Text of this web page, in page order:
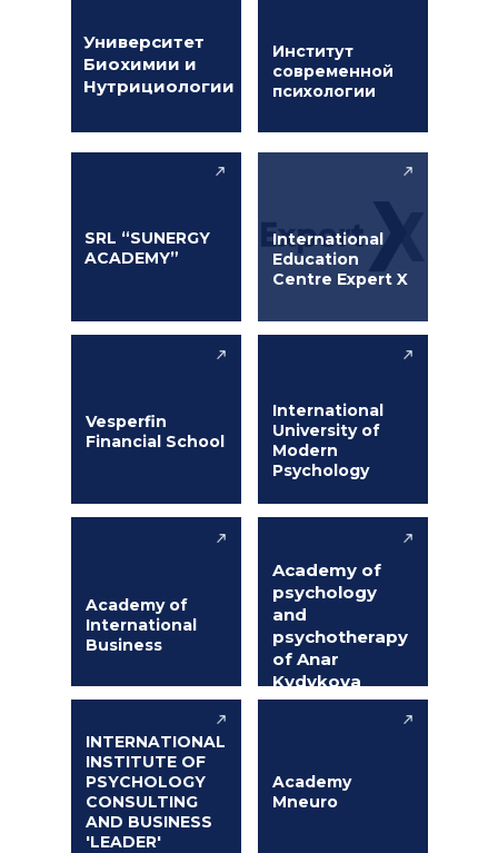
Университет
Биохимии и
Нутрициологии
Институт
современной
психологии
SRL “SUNERGY
ACADEMY”
International
Education
Centre Expert X
Vesperfin
Financial School
Academy of
International
Business
Academy of
psychology
and
psychotherapy
of Anar
Kydykova
INTERNATIONAL
INSTITUTE OF
PSYCHOLOGY
CONSULTING
AND BUSINESS
'LEADER'
Academy
Mneuro
International
University of
Modern
Psychology